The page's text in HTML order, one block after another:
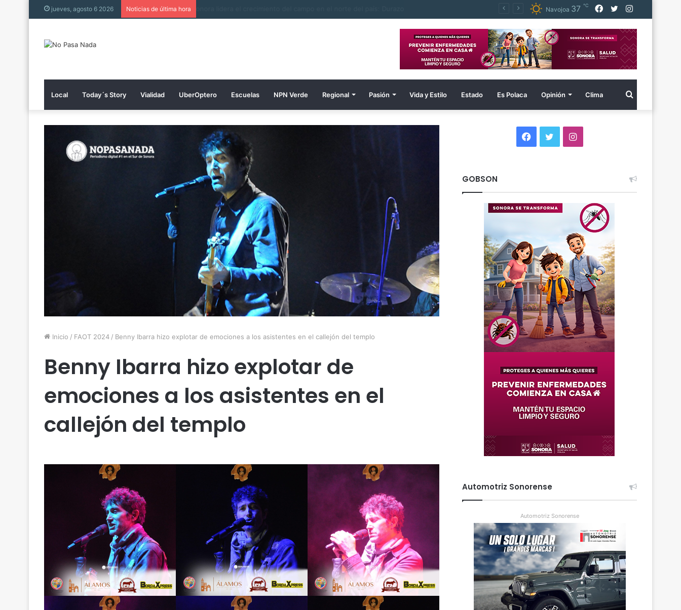
jueves, agosto 6 2026 Noticias de última hora Instagram
Twitter
Facebook
Navojoa 37 ℃
Local Today´s Story Vialidad UberOptero Escuelas NPN Verde Regional Pasión Vida y Estilo Estado Es Polaca Opinión Clima Buscar
Inicio / FAOT 2024 / Benny Ibarra hizo explotar de emociones a los asistentes en el callejón del templo
Benny Ibarra hizo explotar de
emociones a los asistentes en el
callejón del templo
Facebook
TwitterInstagram
GOBSON
Automotriz Sonorense
Automotriz Sonorense